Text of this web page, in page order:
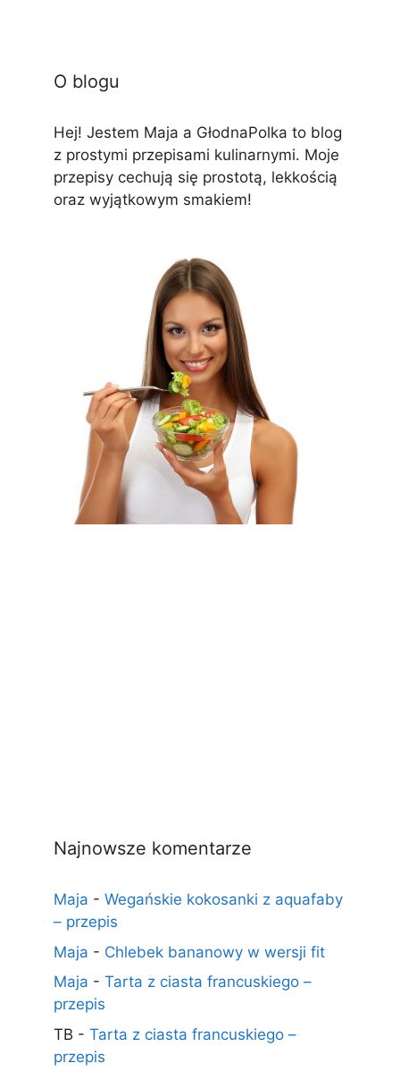
O blogu
Hej! Jestem Maja a GłodnaPolka to blog
z prostymi przepisami kulinarnymi. Moje
przepisy cechują się prostotą, lekkością
oraz wyjątkowym smakiem!
Najnowsze komentarze
Maja - Wegańskie kokosanki z aquafaby
– przepis
Maja - Chlebek bananowy w wersji fit
Maja - Tarta z ciasta francuskiego –
przepis
TB - Tarta z ciasta francuskiego –
przepis